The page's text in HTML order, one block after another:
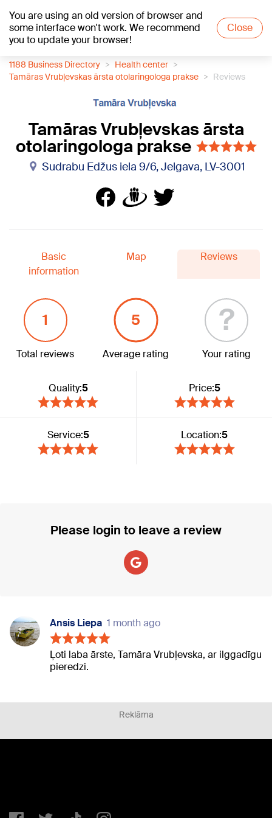
You are using an old version of browser and
some interface won't work. We recommend
you to update your browser!
Close
+22°C
1188 Business Directory
Health center
Tamāras Vrubļevskas ārsta otolaringologa prakse
Reviews
Tamāras Vrubļevskas ārsta
otolaringologa prakse
Sudrabu Edžus iela 9/6, Jelgava, LV-3001
Basic
information
Map Reviews
1
Total reviews
5
Average rating
?
Your rating
Quality:5 Price:5
Service:5 Location:5
Please login to leave a review
Ansis Liepa 1 month ago
Ļoti laba ārste, Tamāra Vrubļevska, ar ilggadīgu
pieredzi.
Reklāma